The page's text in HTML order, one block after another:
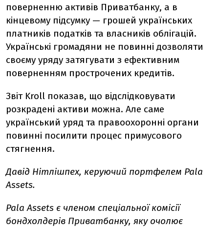
поверненню активів Приватбанку, а в
кінцевому підсумку — грошей українських
платників податків та власників облігацій.
Українські громадяни не повинні дозволяти
своєму уряду затягувати з ефективним
поверненням прострочених кредитів.
Звіт Kroll показав, що відслідковувати
розкрадені активи можна. Але саме
український уряд та правоохоронні органи
повинні посилити процес примусового
стягнення.
Давід Нітлішпех, керуючий портфелем Pala
Assets.
Pala Assets є членом спеціальної комісії
бондхолдерів Приватбанку, яку очолює